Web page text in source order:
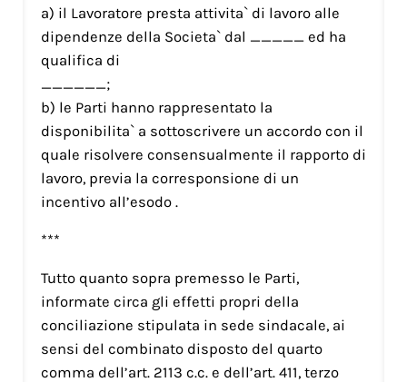
a) il Lavoratore presta attivita` di lavoro alle
dipendenze della Societa` dal _____ ed ha
qualifica di
______;
b) le Parti hanno rappresentato la
disponibilita` a sottoscrivere un accordo con il
quale risolvere consensualmente il rapporto di
lavoro, previa la corresponsione di un
incentivo all’esodo .
***
Tutto quanto sopra premesso le Parti,
informate circa gli effetti propri della
conciliazione stipulata in sede sindacale, ai
sensi del combinato disposto del quarto
comma dell’art. 2113 c.c. e dell’art. 411, terzo